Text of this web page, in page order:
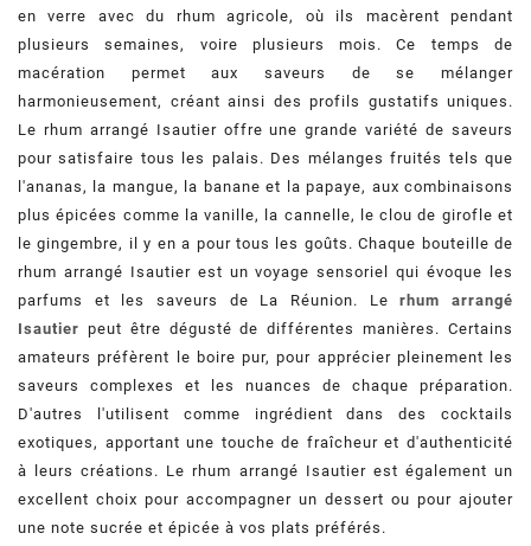
en verre avec du rhum agricole, où ils macèrent pendant
plusieurs semaines, voire plusieurs mois. Ce temps de
macération permet aux saveurs de se mélanger
harmonieusement, créant ainsi des profils gustatifs uniques.
Le rhum arrangé Isautier offre une grande variété de saveurs
pour satisfaire tous les palais. Des mélanges fruités tels que
l'ananas, la mangue, la banane et la papaye, aux combinaisons
plus épicées comme la vanille, la cannelle, le clou de girofle et
le gingembre, il y en a pour tous les goûts. Chaque bouteille de
rhum arrangé Isautier est un voyage sensoriel qui évoque les
parfums et les saveurs de La Réunion. Le rhum arrangé
Isautier peut être dégusté de différentes manières. Certains
amateurs préfèrent le boire pur, pour apprécier pleinement les
saveurs complexes et les nuances de chaque préparation.
D'autres l'utilisent comme ingrédient dans des cocktails
exotiques, apportant une touche de fraîcheur et d'authenticité
à leurs créations. Le rhum arrangé Isautier est également un
excellent choix pour accompagner un dessert ou pour ajouter
une note sucrée et épicée à vos plats préférés.